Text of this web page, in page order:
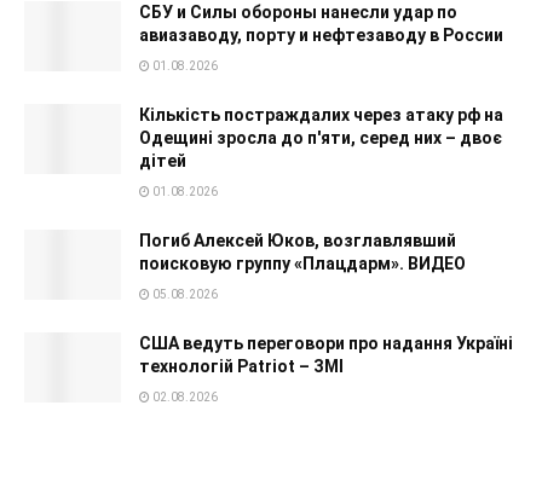
СБУ и Силы обороны нанесли удар по
авиазаводу, порту и нефтезаводу в России
01.08.2026
Кількість постраждалих через атаку рф на
Одещині зросла до п'яти, серед них – двоє
дітей
01.08.2026
Погиб Алексей Юков, возглавлявший
поисковую группу «Плацдарм». ВИДЕО
05.08.2026
США ведуть переговори про надання Україні
технологій Patriot – ЗМІ
02.08.2026